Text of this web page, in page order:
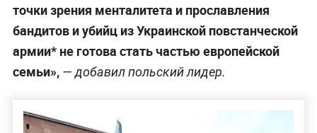
точки зрения менталитета и прославления
бандитов и убийц из Украинской повстанческой
армии* не готова стать частью европейской
семьи», — добавил польский лидер.